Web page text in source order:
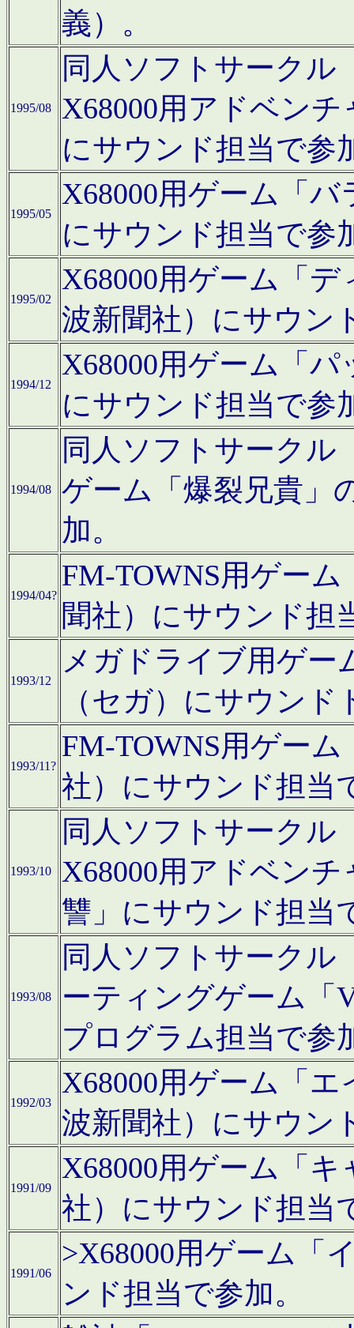
義）。
1995/08
同人ソフトサークル
X68000用アドベン
にサウンド担当で参
1995/05
X68000用ゲーム「
にサウンド担当で参
1995/02
X68000用ゲーム「
波新聞社）にサウン
1994/12
X68000用ゲーム「
にサウンド担当で参
1994/08
同人ソフトサークル
ゲーム「爆裂兄貴」
加。
1994/04?
FM-TOWNS用ゲー
聞社）にサウンド担
1993/12
メガドライブ用ゲー
（セガ）にサウン
1993/11?
FM-TOWNS用ゲー
社）にサウンド担当
1993/10
同人ソフトサークル
X68000用アドベン
讐」にサウンド担当
1993/08
同人ソフトサークル
ーティングゲーム「
プログラム担当で参
1992/03
X68000用ゲーム「
波新聞社）にサウン
1991/09
X68000用ゲーム「
社）にサウンド担当
1991/06
>X68000用ゲーム「
ンド担当で参加。